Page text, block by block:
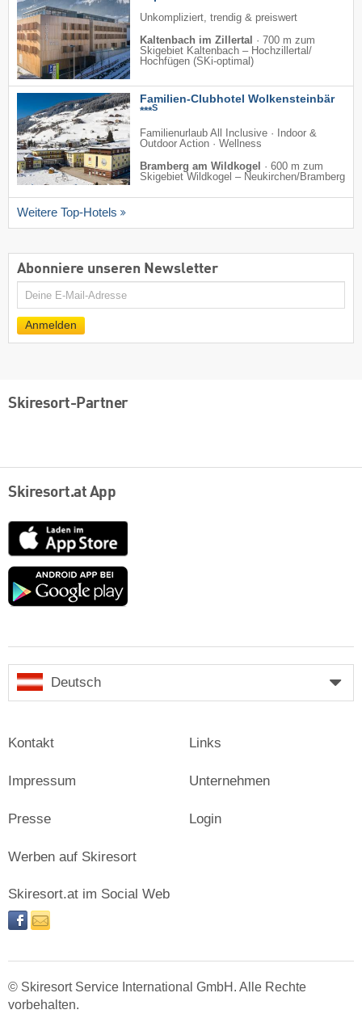
Unkompliziert, trendig & preiswert
Kaltenbach im Zillertal · 700 m zum
Skigebiet Kaltenbach – Hochzillertal/​
Hochfügen (SKi-optimal)
Familien-Clubhotel Wolkensteinbär
***S
Familienurlaub All Inclusive · Indoor &
Outdoor Action · Wellness
Bramberg am Wildkogel
· 600 m zum
Skigebiet Wildkogel – Neukirchen/​Bramberg
Weitere Top-Hotels
Abonniere unseren Newsletter
E-
Anmelden
Skiresort-Partner
Skiresort.at App
App
Store
Google
Deutsch
Kontakt
Impressum
Presse
Links
Unternehmen
Login
Werben auf Skiresort
Skiresort.at im Social Web
facebooknewsletter
© Skiresort Service International GmbH. Alle Rechte
vorbehalten.